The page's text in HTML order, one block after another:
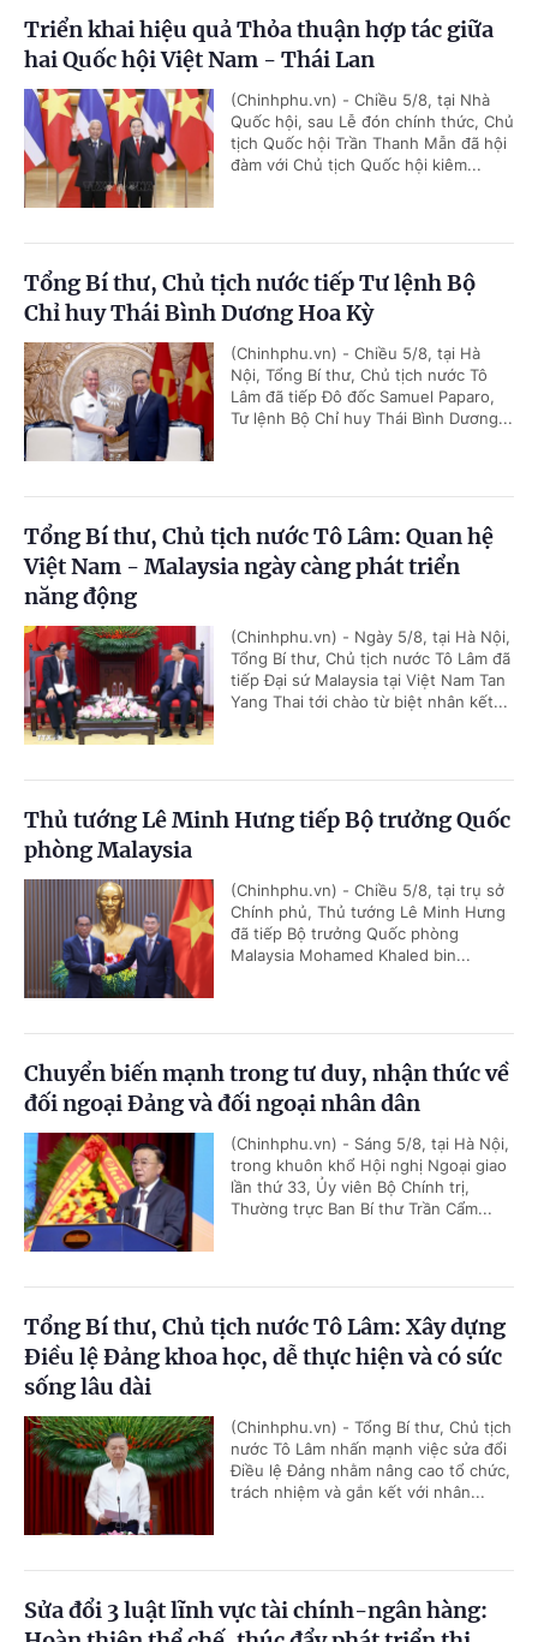
Triển khai hiệu quả Thỏa thuận hợp tác giữa
hai Quốc hội Việt Nam - Thái Lan
(Chinhphu.vn) - Chiều 5/8, tại Nhà
Quốc hội, sau Lễ đón chính thức, Chủ
tịch Quốc hội Trần Thanh Mẫn đã hội
đàm với Chủ tịch Quốc hội kiêm...
Tổng Bí thư, Chủ tịch nước tiếp Tư lệnh Bộ
Chỉ huy Thái Bình Dương Hoa Kỳ
(Chinhphu.vn) - Chiều 5/8, tại Hà
Nội, Tổng Bí thư, Chủ tịch nước Tô
Lâm đã tiếp Đô đốc Samuel Paparo,
Tư lệnh Bộ Chỉ huy Thái Bình Dương...
Tổng Bí thư, Chủ tịch nước Tô Lâm: Quan hệ
Việt Nam - Malaysia ngày càng phát triển
năng động
(Chinhphu.vn) - Ngày 5/8, tại Hà Nội,
Tổng Bí thư, Chủ tịch nước Tô Lâm đã
tiếp Đại sứ Malaysia tại Việt Nam Tan
Yang Thai tới chào từ biệt nhân kết...
Thủ tướng Lê Minh Hưng tiếp Bộ trưởng Quốc
phòng Malaysia
(Chinhphu.vn) - Chiều 5/8, tại trụ sở
Chính phủ, Thủ tướng Lê Minh Hưng
đã tiếp Bộ trưởng Quốc phòng
Malaysia Mohamed Khaled bin...
Chuyển biến mạnh trong tư duy, nhận thức về
đối ngoại Đảng và đối ngoại nhân dân
(Chinhphu.vn) - Sáng 5/8, tại Hà Nội,
trong khuôn khổ Hội nghị Ngoại giao
lần thứ 33, Ủy viên Bộ Chính trị,
Thường trực Ban Bí thư Trần Cẩm...
Tổng Bí thư, Chủ tịch nước Tô Lâm: Xây dựng
Điều lệ Đảng khoa học, dễ thực hiện và có sức
sống lâu dài
(Chinhphu.vn) - Tổng Bí thư, Chủ tịch
nước Tô Lâm nhấn mạnh việc sửa đổi
Điều lệ Đảng nhằm nâng cao tổ chức,
trách nhiệm và gắn kết với nhân...
Sửa đổi 3 luật lĩnh vực tài chính-ngân hàng: